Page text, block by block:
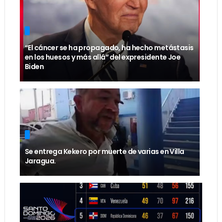
“El cáncer se ha propagado, ha hecho metástasis
en los huesos y más allá” del expresidente Joe
Biden
Se entrega Kekero por muerte de varias en Villa
Jaragua.